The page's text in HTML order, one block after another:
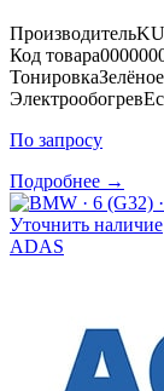
Производитель
Код товара
ТонировкаЗелёное
Электрообогрев
По запросу
Подробнее →
Уточнить наличие
ADAS